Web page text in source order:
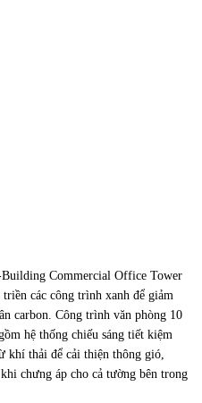
Commercial Office Tower
các công trình xanh để giảm
carbon. Công trình văn phòng 10
hệ thống chiếu sáng tiết kiệm
khí thải để cải thiện thông gió,
chưng áp cho cả tường bên trong